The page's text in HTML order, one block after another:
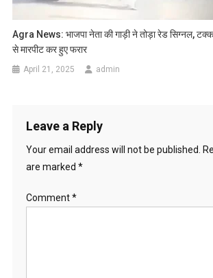
Agra News: भाजपा नेता की गाड़ी ने तोड़ा रेड सिग्नल,
से मारपीट कर हुए फरार
April 21, 2025 admin
Leave a Reply
Your email address will not be published.
are marked *
Comment*